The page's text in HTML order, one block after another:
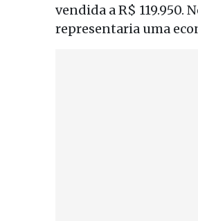
vendida a R$ 119.950.
representaria uma